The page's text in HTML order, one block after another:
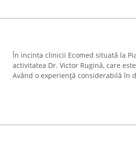
În incinta clinicii Ecomed situată la
activitatea Dr. Victor Rugină, care
Având o experiență considerabilă în